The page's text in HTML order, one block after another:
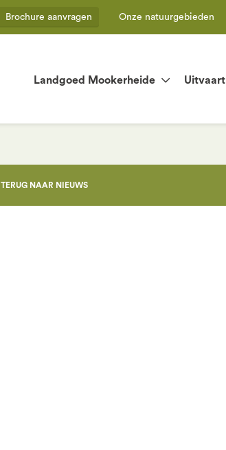
Landgoed Mookerheide Uitvaart
Brochure aanvragen Onze natuurgebieden
TERUG NAAR NIEUWS